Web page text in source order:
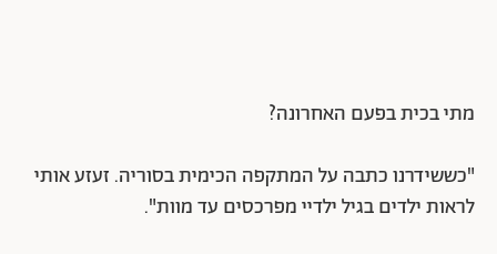
מתי בכית בפעם האחרונה?
"כששידרנו כתבה על המתקפה הכימית בסוריה. זעזע אותי
לראות ילדים בגיל ילדיי מפרכסים עד מוות".